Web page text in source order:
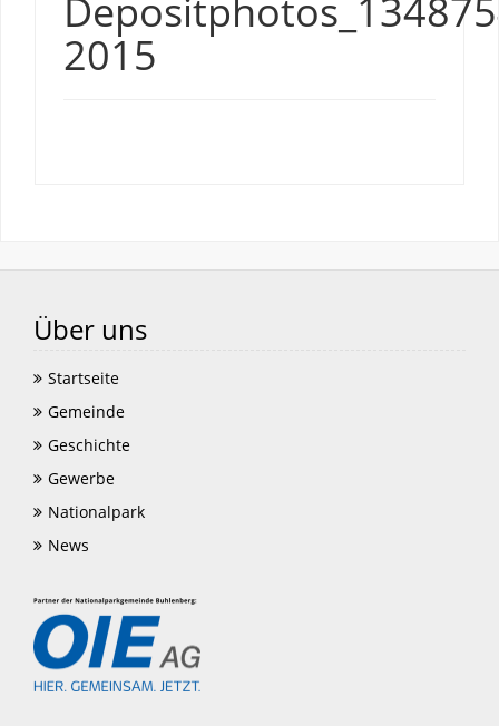
2015
Über uns
Startseite
Gemeinde
Geschichte
Gewerbe
Nationalpark
News